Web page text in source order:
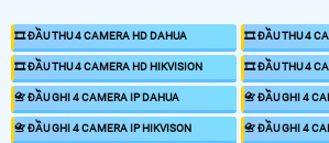
🎞 ĐẦU THU 4 CAMERA HD DAHUA 🎞 ĐẦU THU 4
🎞 ĐẦU THU 4 CAMERA HD HIKVISION 🎞 ĐẦU THU 4
📇 ĐẦU GHI 4 CAMERA IP DAHUA 📇 ĐẦU GHI 4
📇 ĐẦU GHI 4 CAMERA IP HIKVISON 📇 ĐẦU GHI 4